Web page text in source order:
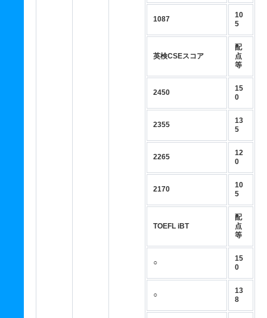
1087
10
5
英検CSEスコア
配
点
等
2450
15
0
2355
13
5
2265
12
0
2170
10
5
TOEFL iBT
配
点
等
○
15
0
○
13
8